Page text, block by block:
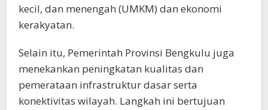
kecil, dan menengah (UMKM) dan ekonomi
kerakyatan.
Selain itu, Pemerintah Provinsi Bengkulu juga
menekankan peningkatan kualitas dan
pemerataan infrastruktur dasar serta
konektivitas wilayah. Langkah ini bertujuan